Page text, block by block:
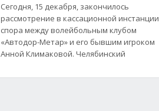
Сегодня, 15 декабря, закончилось
рассмотрение в кассационной инстанции
спора между волейбольным клубом
«Автодор-Метар» и его бывшим игроком
Анной Климаковой. Челябинский